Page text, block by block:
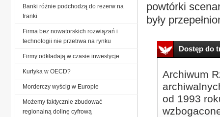
powtórki
były
Dostęp do
Archiwum
od 1993
Banki różnie podchodzą do rezerw na
franki
Firma bez nowatorskich rozwiązań i
technologii nie przetrwa na rynku
Firmy odkładają w czasie inwestycje
Kurtyka w OECD?
Morderczy wyścig w Europie
Możemy faktycznie zbudować
regionalną dolinę cyfrową